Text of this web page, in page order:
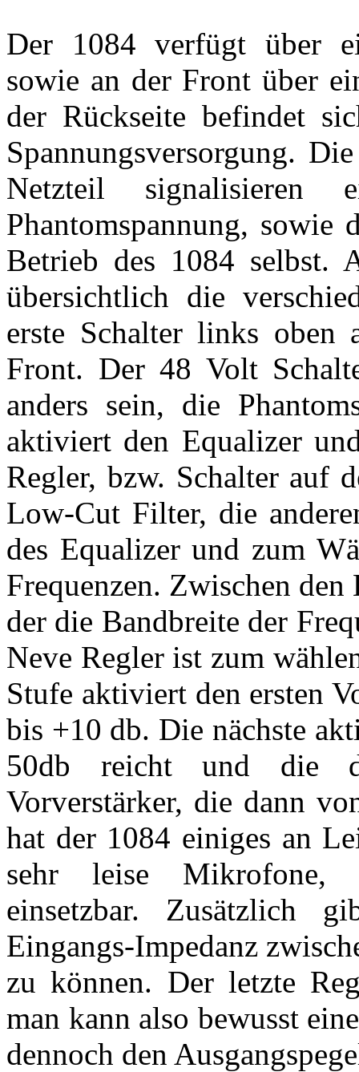
Der 1084 verfügt über
sowie an der Front über
der Rückseite befindet
Spannungsversorgung.
Netzteil signalisieren
Phantomspannung, sowie
Betrieb des 1084 selbst.
übersichtlich die
erste Schalter links
Front. Der 48 Volt
anders sein, die
aktiviert den Equalizer
Regler, bzw. Schalter auf
Low-Cut Filter, die
des Equalizer und zum
Frequenzen. Zwischen
der die Bandbreite der
Neve Regler ist zum
Stufe aktiviert den ersten
bis +10 db. Die nächste
50db reicht und die
Vorverstärker, die dann
hat der 1084 einiges an
sehr leise Mikrofone,
einsetzbar. Zusätzlich
Eingangs-Impedanz
zu können. Der letzte
man kann also bewusst
dennoch den